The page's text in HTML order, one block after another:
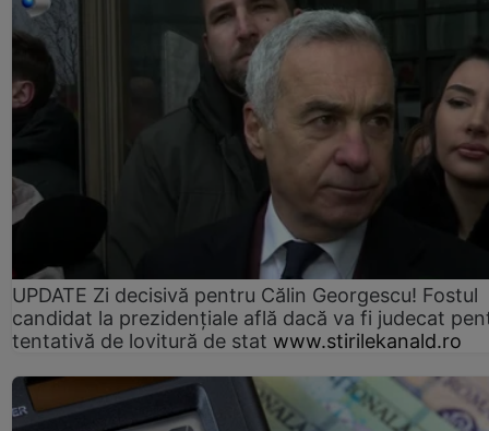
UPDATE Zi decisivă pentru Călin Georgescu! Fostul
candidat la prezidențiale află dacă va fi judecat
tentativă de lovitură de stat www.stirilekanald.ro